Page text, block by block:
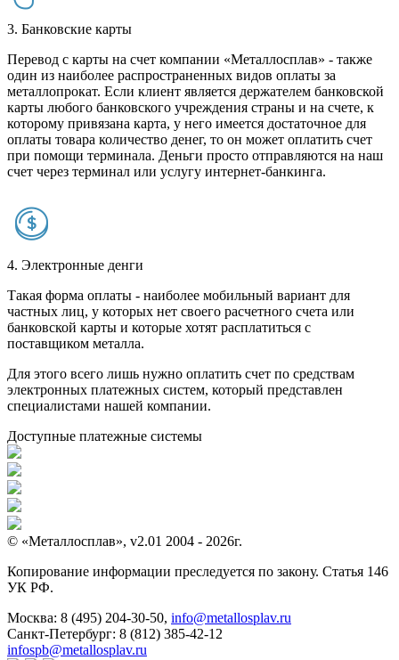
3. Банковские карты
Перевод с карты на счет компании «Металлосплав» - также
один из наиболее распространенных видов оплаты за
металлопрокат. Если клиент является держателем банковской
карты любого банковского учреждения страны и на счете, к
которому привязана карта, у него имеется достаточное для
оплаты товара количество денег, то он может оплатить счет
при помощи терминала. Деньги просто отправляются на наш
счет через терминал или услугу интернет-банкинга.
4. Электронные денги
Такая форма оплаты - наиболее мобильный вариант для
частных лиц, у которых нет своего расчетного счета или
банковской карты и которые хотят расплатиться с
поставщиком металла.
Для этого всего лишь нужно оплатить счет по средствам
электронных платежных систем, который представлен
специалистами нашей компании.
Доступные платежные системы
© «Металлосплав», v2.01 2004 - 2026г.
Копирование информации преследуется по закону. Статья 146
УК РФ.
Москва: 8 (495) 204-30-50, info@metallosplav.ru
Санкт-Петербург: 8 (812) 385-42-12
infospb@metallosplav.ru